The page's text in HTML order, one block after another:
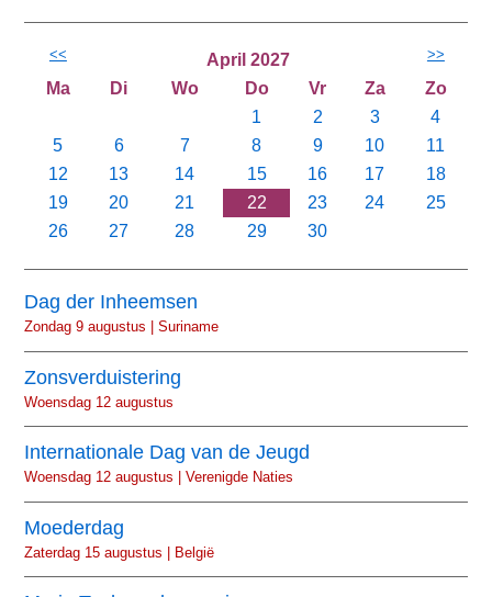
<< April 2027 >>
Ma Di Wo Do Vr Za
Zo
1
2 3
4
5
6 7 8 9 10
11
12
13 14 15 16 17
18
19
20 21 22 23 24
25
26
27 28 29 30
Dag der Inheemsen
Zondag 9 augustus | Suriname
Zonsverduistering
Woensdag 12 augustus
Internationale Dag van de Jeugd
Woensdag 12 augustus | Verenigde Naties
Moederdag
Zaterdag 15 augustus | België